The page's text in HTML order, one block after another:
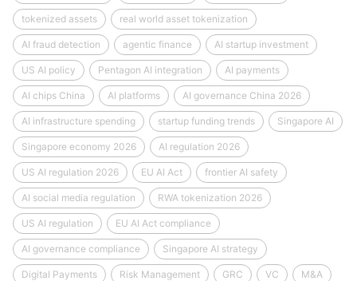
tokenized assets real world asset tokenization
AI fraud detection agentic finance AI startup investment
US AI policy Pentagon AI integration AI payments
AI chips China AI platforms AI governance China 2026
AI infrastructure spending startup funding trends Singapore AI
Singapore economy 2026 AI regulation 2026
US AI regulation 2026 EU AI Act frontier AI safety
AI social media regulation RWA tokenization 2026
US AI regulation EU AI Act compliance
AI governance compliance Singapore AI strategy
Digital Payments Risk Management GRC VC M&A